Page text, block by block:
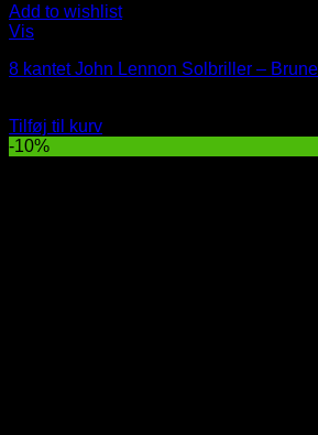
Add to wishlist
Vis
8 kantet John Lennon Solbriller –
pris
Tilføj til kurv
-10%